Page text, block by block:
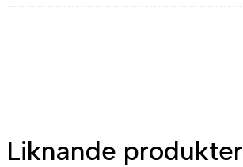
Liknande produkter